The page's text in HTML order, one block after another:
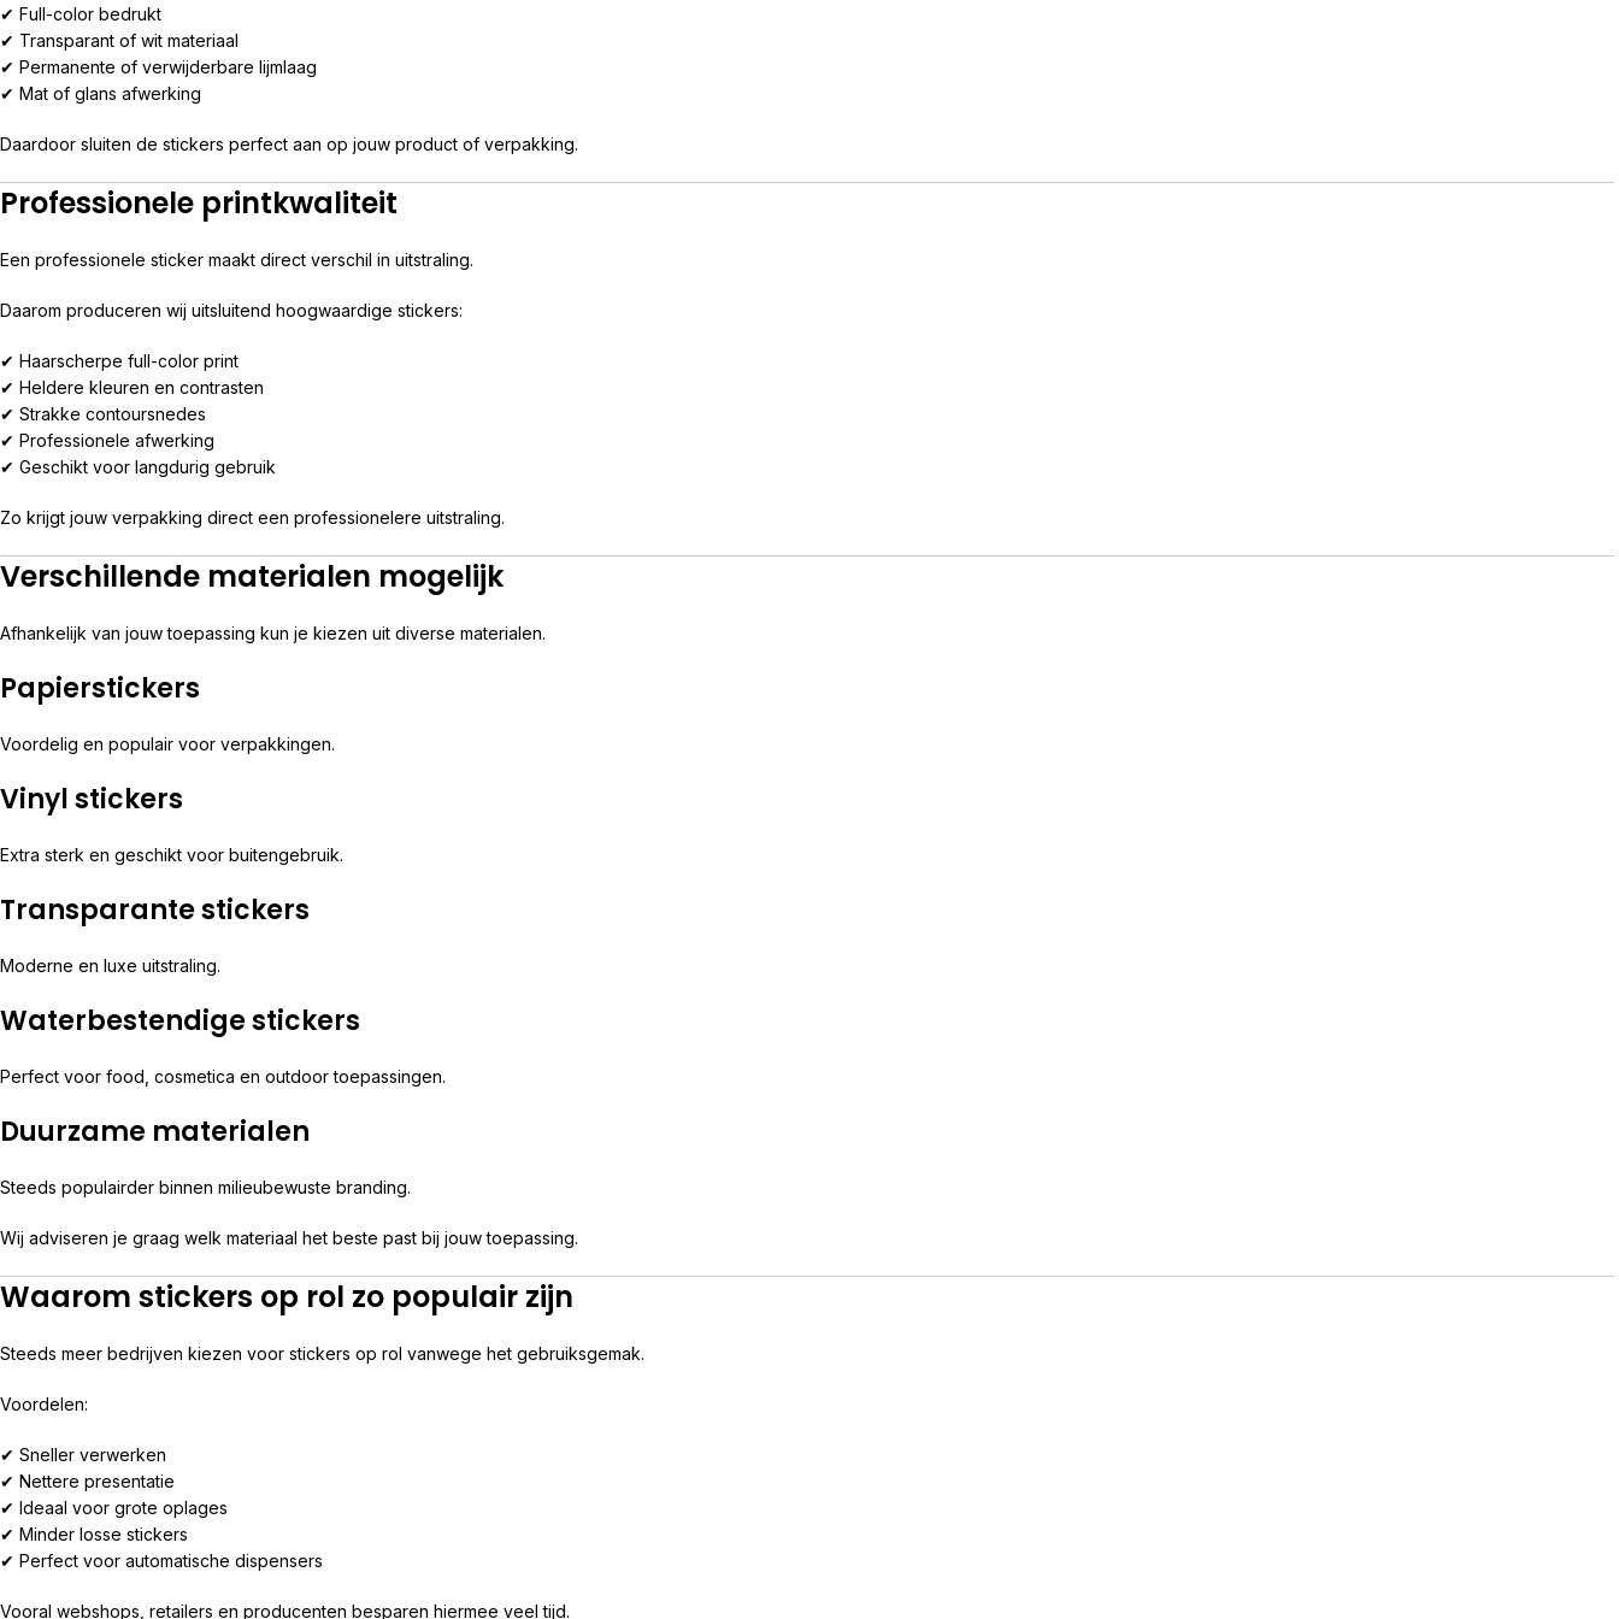
✔ Full-color bedrukt
✔ Transparant of wit materiaal
✔ Permanente of verwijderbare lijmlaag
✔ Mat of glans afwerking
Daardoor sluiten de stickers perfect aan op jouw product of verpakking.
Professionele printkwaliteit
Een professionele sticker maakt direct verschil in uitstraling.
Daarom produceren wij uitsluitend hoogwaardige stickers:
✔ Haarscherpe full-color print
✔ Heldere kleuren en contrasten
✔ Strakke contoursnedes
✔ Professionele afwerking
✔ Geschikt voor langdurig gebruik
Zo krijgt jouw verpakking direct een professionelere uitstraling.
Verschillende materialen mogelijk
Afhankelijk van jouw toepassing kun je kiezen uit diverse materialen.
Papierstickers
Voordelig en populair voor verpakkingen.
Vinyl stickers
Extra sterk en geschikt voor buitengebruik.
Transparante stickers
Moderne en luxe uitstraling.
Waterbestendige stickers
Perfect voor food, cosmetica en outdoor toepassingen.
Duurzame materialen
Steeds populairder binnen milieubewuste branding.
Wij adviseren je graag welk materiaal het beste past bij jouw toepassing.
Waarom stickers op rol zo populair zijn
Steeds meer bedrijven kiezen voor stickers op rol vanwege het gebruiksgemak.
Voordelen:
✔ Sneller verwerken
✔ Nettere presentatie
✔ Ideaal voor grote oplages
✔ Minder losse stickers
✔ Perfect voor automatische dispensers
Vooral webshops, retailers en producenten besparen hiermee veel tijd.